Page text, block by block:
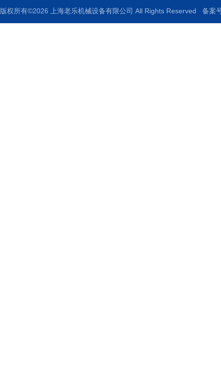
版权所有©2026 上海老乐机械设备有限公司 All Rights Reserved 备案